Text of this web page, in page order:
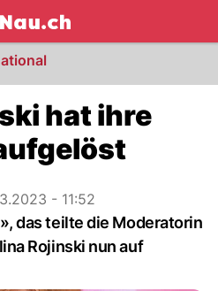
NAU.ch
hat ihre
- 11:52
das teilte die Moderatorin
Rojinski nun auf